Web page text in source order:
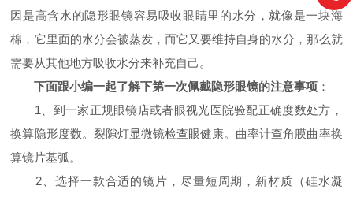
因是高含水的隐形眼镜容易吸收眼睛里的水分，就像是一块海
棉，它里面的水分会被蒸发，而它又要维持自身的水分，那么就
需要从其他地方吸收水分来补充自己。
下面跟小编一起了解下第一次佩戴隐形眼镜的注意事项 ：
1、到一家正规眼镜店或者眼视光医院验配正确度数处方，
换算隐形度数。裂隙灯显微镜检查眼健康。曲率计查角膜曲率换
算镜片基弧。
2、选择一款合适的镜片，尽量短周期，新材质（硅水凝